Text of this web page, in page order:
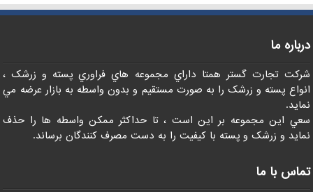
درباره ما
شرکت تجارت گستر همتا داراي مجموعه هاي فراوري پسته و زرشک ،
انواع پسته و زرشک را به صورت مستقيم و بدون واسطه به بازار عرضه مي
نمايد.
سعي اين مجموعه بر اين است ، تا حداکثر ممکن واسطه ها را حذف
نمايد و زرشک و پسته با کيفيت را به دست مصرف کنندگان برساند.
تماس با ما